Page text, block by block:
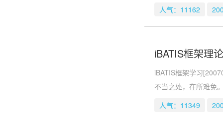
人气：11162
iBATIS框架理
iBATIS框架学习
不当之处，在所难免
人气：11349